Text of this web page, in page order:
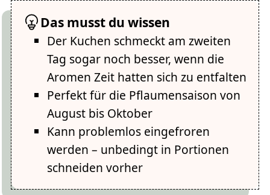
Das musst du wissen
Der Kuchen schmeckt am zweiten
Tag sogar noch besser, wenn die
Aromen Zeit hatten sich zu entfalten
Perfekt für die Pflaumensaison von
August bis Oktober
Kann problemlos eingefroren
werden – unbedingt in Portionen
schneiden vorher